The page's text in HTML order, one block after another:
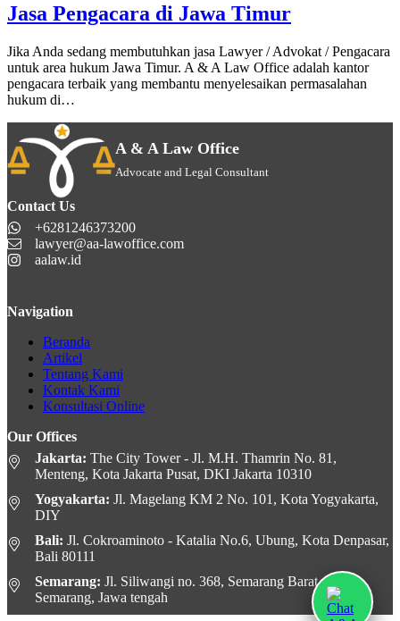
Jasa Pengacara di Jawa Timur
Jika Anda sedang membutuhkan jasa Lawyer / Advokat / Pengacara
untuk area hukum Jawa Timur. A & A Law Office adalah kantor
pengacara terbaik yang membantu menyelesaikan permasalahan
hukum di…
A & A Law Office
Advocate and Legal Consultant
Contact Us
+6281246373200
lawyer@aa-lawoffice.com
aalaw.id
Navigation
Beranda
Artikel
Tentang Kami
Kontak Kami
Konsultasi Online
Our Offices
Jakarta: The City Tower - Jl. M.H. Thamrin No. 81,
Menteng, Kota Jakarta Pusat, DKI Jakarta 10310
Yogyakarta: Jl. Magelang KM 2 No. 101, Kota Yogyakarta,
DIY
Bali: Jl. Cokroaminoto - Katalia No.6, Ubung, Kota Denpasar,
Bali 80111
Semarang: Jl. Siliwangi no. 368, Semarang Barat, Kota
Semarang, Jawa tengah